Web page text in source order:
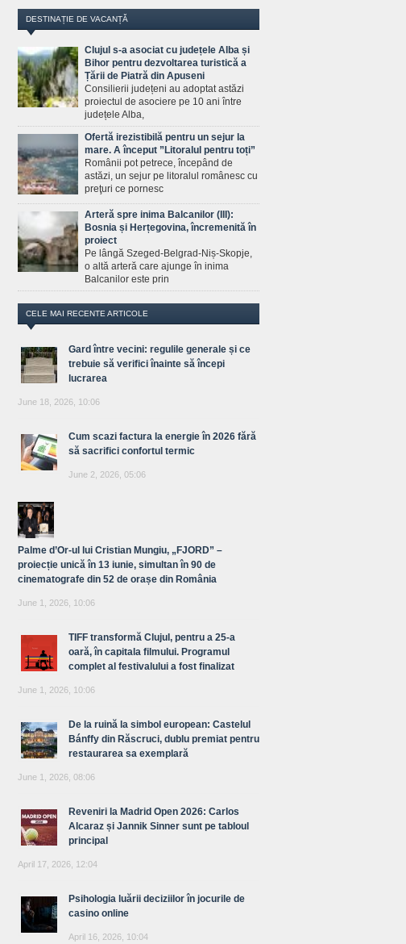
DESTINAȚIE DE VACANȚĂ
Clujul s-a asociat cu județele Alba și
Bihor pentru dezvoltarea turistică a
Țării de Piatră din Apuseni
Consilierii județeni au adoptat astăzi
proiectul de asociere pe 10 ani între
județele Alba,
Ofertă irezistibilă pentru un sejur la
mare. A început ”Litoralul pentru toți”
Românii pot petrece, începând de
astăzi, un sejur pe litoralul românesc cu
preţuri ce pornesc
Arteră spre inima Balcanilor (III):
Bosnia și Herțegovina, încremenită în
proiect
Pe lângă Szeged-Belgrad-Niș-Skopje,
o altă arteră care ajunge în inima
Balcanilor este prin
CELE MAI RECENTE ARTICOLE
Gard între vecini: regulile generale și ce
trebuie să verifici înainte să începi
lucrarea
June 18, 2026, 10:06
Cum scazi factura la energie în 2026 fără
să sacrifici confortul termic
June 2, 2026, 05:06
Palme d’Or-ul lui Cristian Mungiu, „FJORD” –
proiecție unică în 13 iunie, simultan în 90 de
cinematografe din 52 de orașe din România
June 1, 2026, 10:06
TIFF transformă Clujul, pentru a 25-a
oară, în capitala filmului. Programul
complet al festivalului a fost finalizat
June 1, 2026, 10:06
De la ruină la simbol european: Castelul
Bánffy din Răscruci, dublu premiat pentru
restaurarea sa exemplară
June 1, 2026, 08:06
Reveniri la Madrid Open 2026: Carlos
Alcaraz și Jannik Sinner sunt pe tabloul
principal
April 17, 2026, 12:04
Psihologia luării deciziilor în jocurile de
casino online
April 16, 2026, 10:04